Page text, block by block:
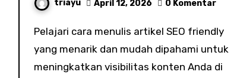
triayu April 12, 2026 0 Komentar
Pelajari cara menulis artikel SEO friendly
yang menarik dan mudah dipahami untuk
meningkatkan visibilitas konten Anda di